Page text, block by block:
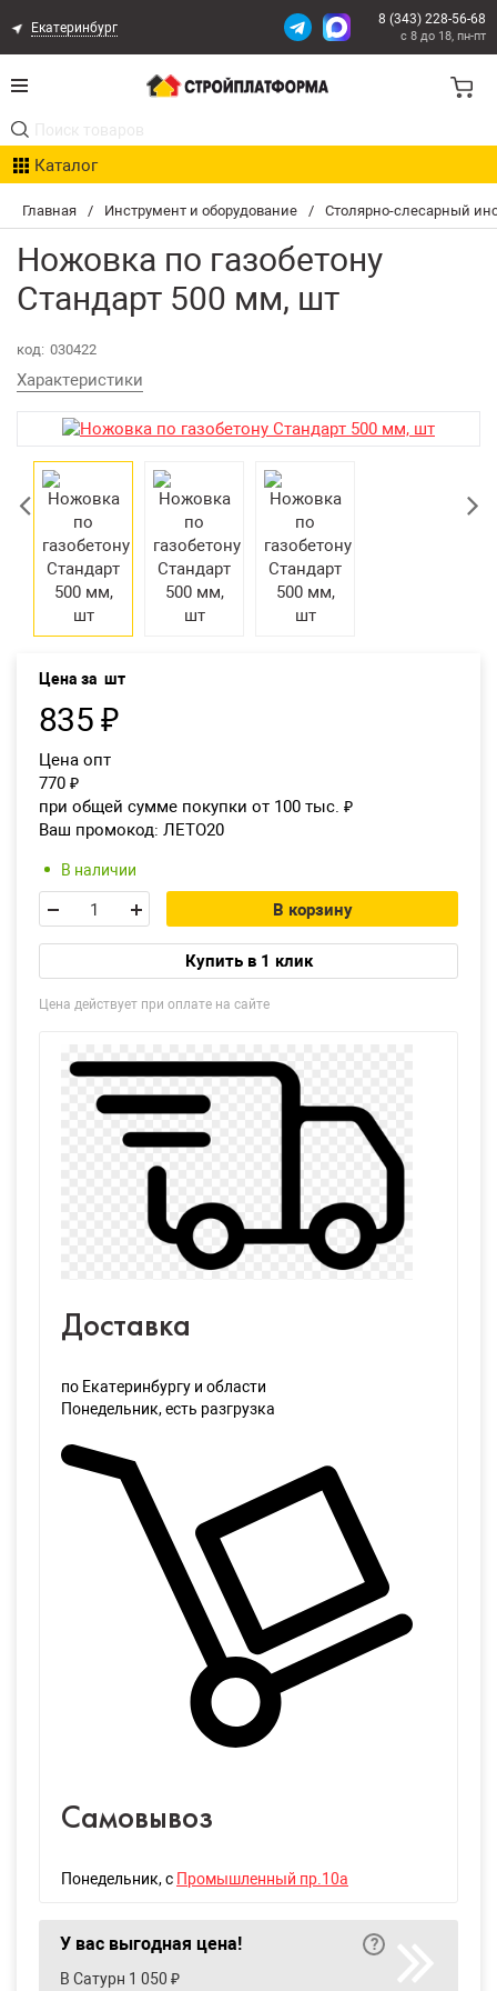
Главная / Инструмент и оборудование / Столярно-слесарный
Ножовка по газобетону
Стандарт 500 мм, шт
код: 030422
Характеристики
Цена за шт
835 ₽
Цена опт
770 ₽
при общей сумме покупки от 100 тыс. ₽
Ваш промокод: ЛЕТО20
В наличии
В корзину
Купить в 1 клик
Цена действует при оплате на сайте
Доставка
по Екатеринбургу и области
Понедельник, есть разгрузка
Самовывоз
Понедельник, с Промышленный пр.10а
У вас выгодная цена!
В Сатурн 1 050 ₽
Екатеринбург
8 (343) 228-56-68
с 8 до 18, пн-пт
Каталог
Акции
Расчет доставки
Организациям
Контакты
Оплата и Доставка
Возврат товара
Екатеринбург